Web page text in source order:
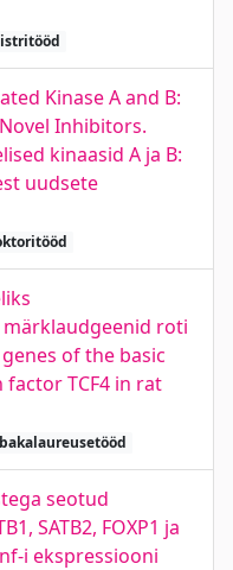
Kinase A and B:
Inhibitors.
kinaasid A ja B:
uudsete
roti
of the basic
TCF4 in rat
bakalaureusetööd
seotud
SATB2, FOXP1 ja
i ekspressiooni